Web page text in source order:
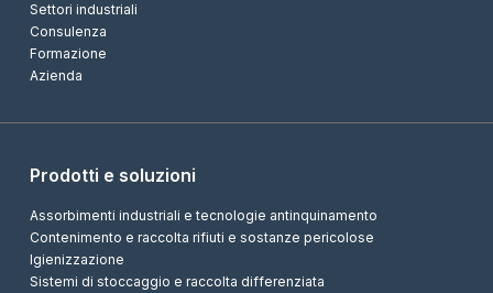
Settori industriali
Consulenza
Formazione
Azienda
Prodotti e soluzioni
Assorbimenti industriali e tecnologie antinquinamento
Contenimento e raccolta rifiuti e sostanze pericolose
Igienizzazione
Sistemi di stoccaggio e raccolta differenziata